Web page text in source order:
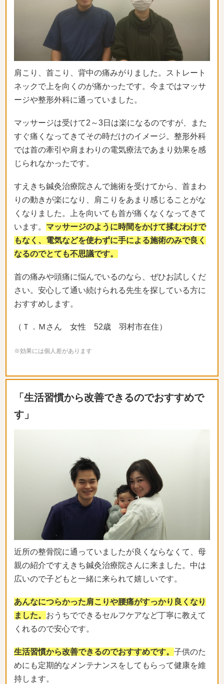
肩こり、首こり、背中の痛みがりました。ストレート
ネックで上を向くのが痛かったです。今まではマッサ
ージや整形外科に通っていました。
マッサージは受けて2～3日は楽になるのですが、また
すぐ痛くなってきてその時だけのイメージ。整形外科
では首の牽引や肩まわりの電気療法であまり効果を感
じられなかったです。
すえきち鍼灸治療院さんで施術を受けてから、首まわ
りの動きが楽になり、肩こりをあまり感じることがな
くなりました。上を向いても首が痛くなくなってきて
います。 マッサージのように時間をかけて揉むわけで
もなく、電気などを使わずに手による施術のみで良く
なるのでとても不思議です。
首の痛みや頭痛に悩んでいるのなら、ぜひお試しくだ
さい。安心して通い続けられる先生を探している方に
おすすめします。
（Ｔ．Ｍさん 女性 52歳 羽村市在住）
※効果には個人差があります
「生活習慣から改善できるのでおすすめで
す」
近所の整骨院に通っていましたが良くならなくて、母
親の紹介ですえきち鍼灸治療院さんに来ました。中は
広いので子どもと一緒に来られて嬉しいです。
あんなにつらかった肩こりや腰痛がすっかり良くなり
ました。 おうちでできるセルフケアなど丁寧に教えて
くれるので安心です。
生活習慣から改善できるのでおすすめです。 子供のた
めにも定期的なメンテナンスをしてもらって健康を維
持します。